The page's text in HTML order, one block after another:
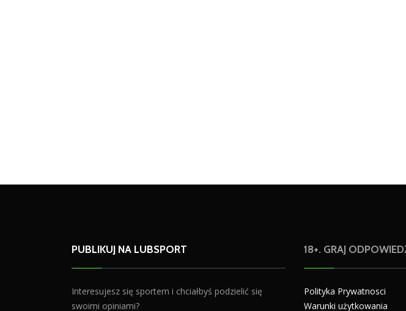
PUBLIKUJ NA LUBSPORT
Interesujesz się sportem i chciałbyś podzielić się
swoimi opiniami?
18+. GRAJ
Polityka Prywatnosci
Warunki użytkowania